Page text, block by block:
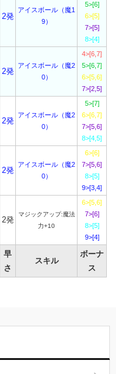
2発
アイスボール（魔1
9）
5>[6]
6>[5]
7>[5]
8>[4]
2発
アイスボール（魔2
0）
4>[6,7]
5>[6,7]
6>[5,6]
7>[2,5]
2発
アイスボール（魔2
0）
5>[7]
6>[6,7]
7>[5,6]
8>[4,5]
2発
アイスボール（魔2
0）
6>[6]
7>[5,6]
8>[5]
9>[3,4]
2発
マジックアップ:魔法
力+10
6>[5,6]
7>[6]
8>[5]
9>[4]
早
さ
スキル
ボーナ
ス